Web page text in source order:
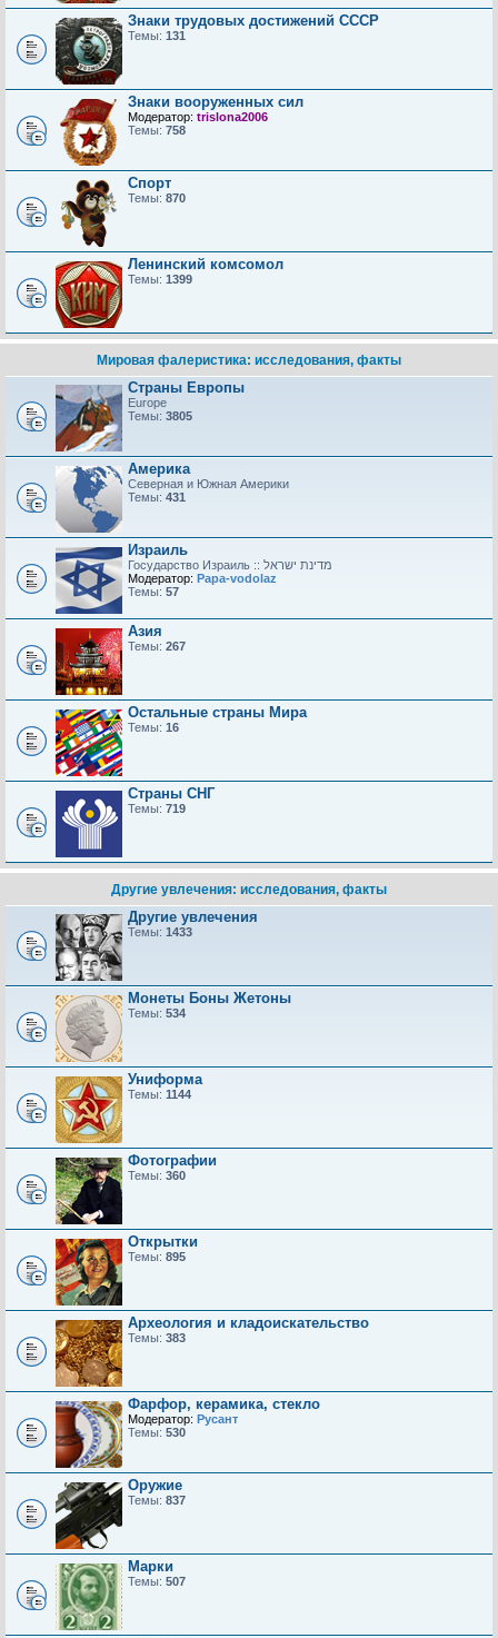
Знаки трудовых достижений CCCP
Темы: 131
Знаки вооруженных сил
Модератор: trislona2006
Темы: 758
Спорт
Темы: 870
Ленинский комсомол
Темы: 1399
Мировая фалеристика: исследования, факты
Страны Европы
Europe
Темы: 3805
Америка
Северная и Южная Америки
Темы: 431
Израиль
Модератор: Papa-vodolaz
Темы: 57
Азия
Темы: 267
Остальные страны Мира
Темы: 16
Страны СНГ
Темы: 719
Другие увлечения: исследования, факты
Другие увлечения
Темы: 1433
Монеты Боны Жетоны
Темы: 534
Униформа
Темы: 1144
Фотографии
Темы: 360
Открытки
Темы: 895
Археология и кладоискательство
Темы: 383
Фарфор, керамика, стекло
Модератор: Русант
Темы: 530
Оружие
Темы: 837
Марки
Темы: 507